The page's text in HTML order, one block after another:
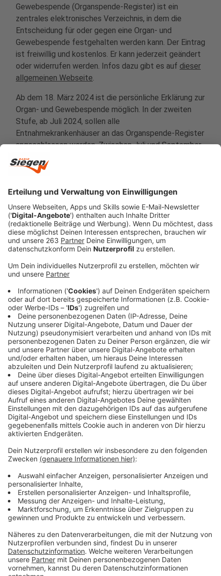
Gewebespende (Organspende-Register) ist ein
zentrales elektronisches Verzeichnis, in dem die
Entscheidung für oder gegen eine Organ- und
Gewebespende festgehalten werden kann. Der Eintrag
ist freiwillig und kostenlos. Er kann jederzeit geändert
oder widerrufen werden. Infos dazu gibt es auf dieser
allgemeinen Webseite.
Ab dem 18. März 2024 ist die persönliche Erklärung zur
Organ- und Gewebespende möglich. In der zweiten
Stufe, ab Juli 2024, sollen alle
Entnahmekrankenhäuser an das Organspende-Register
angeschlossen werden. Zwischen Juli und September
2024 soll das Register über die Krankenkassen-Apps
erreicht werden. In der letzten Stufe ab 2025 werden
Abrufmöglichkeiten erhalten.
Anzeige
Was ist bei einem Organspendeausweis zu
beachten?
Anzeige
Wer sich entscheidet, nach dem Tod Organe oder
Gewebe spenden zu wollen, kann in Apotheken
oder Arztpraxen nach einem Organspendeausweis
fragen
Auch über das Internet ist die Bestellung eines
Ausweises möglich, nämlich aufdieser Webseite
Im Feld "Anmerkungen/Besondere Hinweise" kann
man, falls vorhanden, Erkrankungen notieren. Gut
zu wissen: Nur wenige Erkrankungen schließen
eine Organspende generell aus. Bei akuten
Krebserkrankungen ist das etwa der Fall. Am
sich getragen werden (im Portmonee
beispielsweise).
Wer sich nach dem Ausfüllen doch
umentscheiden möchte, muss nicht in Sorge sein.
In so einem Fall füllt man einfach einen neuen
Organspendeausweis aus und vernichtet die
gesundheitliche Aufklärung (BzGA). Am besten
informiert man auch Angehörige darüber, dass sich
die eigene Entscheidung geändert hat.